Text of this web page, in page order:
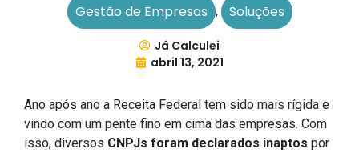
Gestão de Empresas , Soluções
Já Calculei
abril 13, 2021
Ano após ano a Receita Federal tem sido mais rígida e
vindo com um pente fino em cima das empresas. Com
isso, diversos CNPJs foram declarados inaptos por